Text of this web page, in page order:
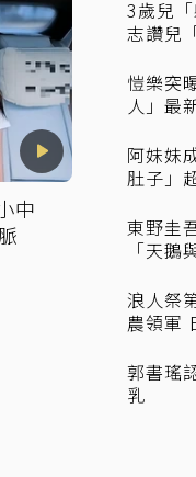
中
3歲兒
志讚兒
愷樂突
人」最
阿妹妹
肚子」
東野圭
「天
浪人祭
農領軍
郭書瑤
乳